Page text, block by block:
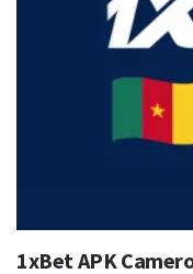
1xBet APK